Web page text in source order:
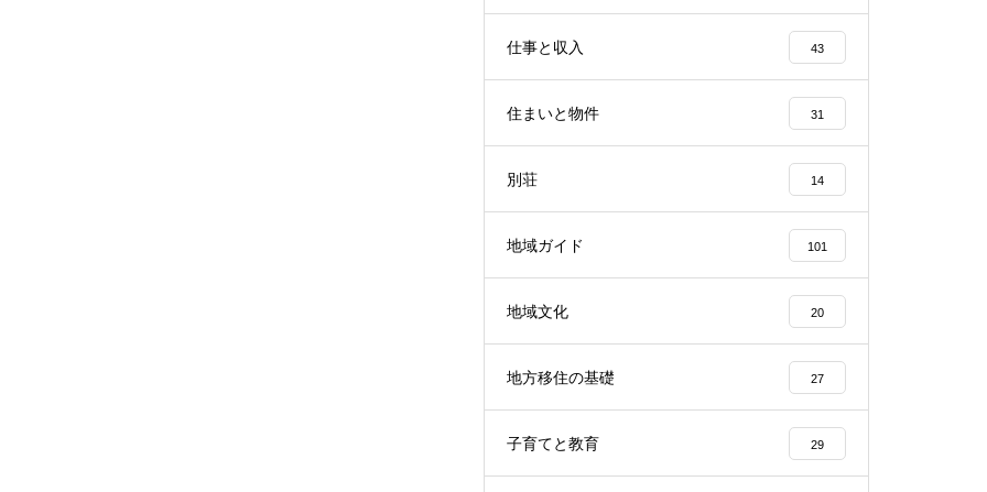
仕事と収入 43
住まいと物件 31
別荘 14
地域ガイド 101
地域文化 20
地方移住の基礎 27
子育てと教育 29